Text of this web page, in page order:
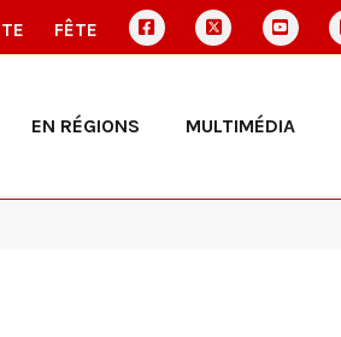
FÊTE
EN RÉGIONS MULTIMÉDIA